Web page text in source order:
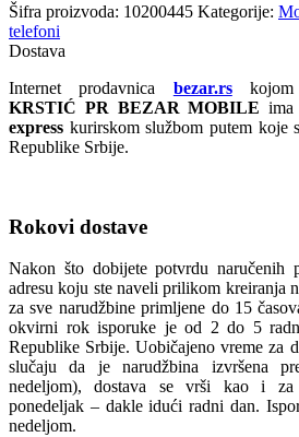
Šifra proizvoda: 10200445 Kategorije:
telefoni
Dostava
Internet prodavnica bezar.rs
KRSTIĆ PR BEZAR MOBILE ima
express kurirskom službom putem koje
Republike Srbije.
Rokovi dostave
Nakon što dobijete potvrdu naručenih
adresu koju ste naveli prilikom kreiranja
za sve narudžbine primljene do 15
okvirni rok isporuke je od 2 do 5
Republike Srbije. Uobičajeno vreme za
slučaju da je narudžbina izvršena
nedeljom), dostava se vrši kao i za
ponedeljak – dakle idući radni dan.
nedeljom.